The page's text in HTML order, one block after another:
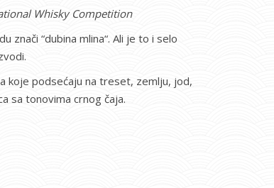
Whisky Competition
znači “dubina mlina“. Ali je to i selo
koje podsećaju na treset, zemlju, jod,
sa tonovima crnog čaja.